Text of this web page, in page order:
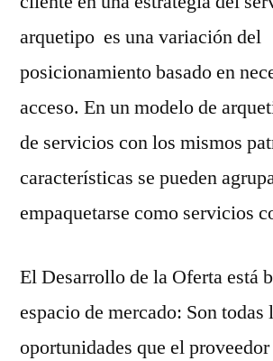
arquetipo es una variación del
posicionamiento basado en
acceso. En un modelo de
de servicios con los mismos
características se pueden
empaquetarse como servicios
El Desarrollo de la Oferta está
espacio de mercado: Son todas
oportunidades que el